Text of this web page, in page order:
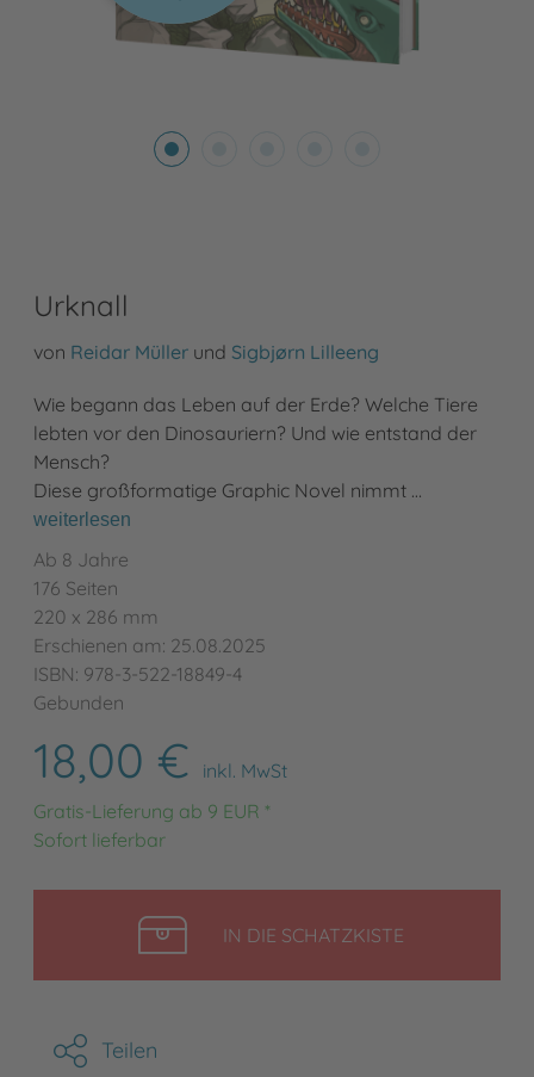
Urknall
von Reidar Müller und Sigbjørn Lilleeng
Wie begann das Leben auf der Erde? Welche Tiere
lebten vor den Dinosauriern? Und wie entstand der
Mensch?
Diese großformatige Graphic Novel nimmt …
weiterlesen
Ab 8 Jahre
176 Seiten
220 x 286 mm
Erschienen am: 25.08.2025
ISBN: 978-3-522-18849-4
Gebunden
18,00 €
inkl. MwSt
Gratis-Lieferung ab 9 EUR *
Sofort lieferbar
IN DIE SCHATZKISTELEGEN
Teilen